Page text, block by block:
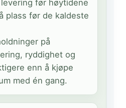
før høytidene
plass før de kaldeste
på
ryddighet og
enn å kjøpe
med én gang.